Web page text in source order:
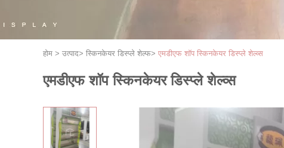
होम > उत्पाद> स्किनकेयर डिस्प्ले शेल्फ> एमडीएफ शॉप स्किनकेयर डिस्प्ले शेल्व्स
एमडीएफ शॉप स्किनकेयर डिस्प्ले शेल्व्स